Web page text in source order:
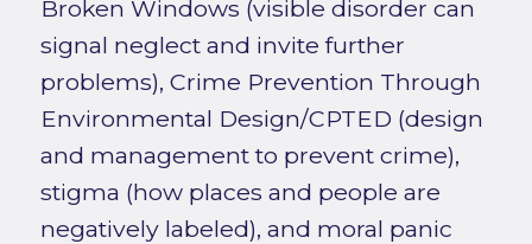
Broken Windows (visible disorder can
signal neglect and invite further
problems), Crime Prevention Through
Environmental Design/CPTED (design
and management to prevent crime),
stigma (how places and people are
negatively labeled), and moral panic